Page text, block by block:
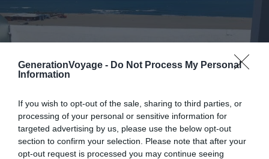
GenerationVoyage - Do Not Process My Personal
Information
If you wish to opt-out of the sale, sharing to third parties, or
processing of your personal or sensitive information for
targeted advertising by us, please use the below opt-out
section to confirm your selection. Please note that after your
opt-out request is processed you may continue seeing
Crédit photo :Airbnb